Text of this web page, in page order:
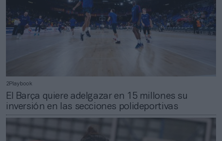
2Playbook
El Barça quiere adelgazar en 15 millones su
inversión en las secciones polideportivas